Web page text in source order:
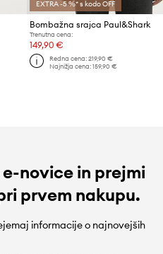
EXTRA -5 %* s kodo OFF
Bombažna srajca Paul&Shark
Trenutna cena:
149,90 €
Redna cena: 219,90 €
Najnižja cena: 159,90 €
novice in prejmi
prvem nakupu.
informacije o najnovejših